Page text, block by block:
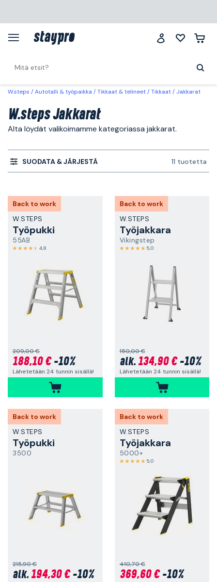
W.steps Autotalli & työpaikka Tikkaat & telineet Tikkaat Jakkarat
W.steps Jakkarat
Alta löydät valikoimamme kategoriassa jakkarat.
SUODATA & JÄRJESTÄ 11 tuotetta
Back to work
W.STEPS
Työpukki
55AB
4,8
209,00 €
188,10 €-10%
Lähetetään 24 tunnin sisällä!
Back to work
W.STEPS
Työjakkara
Vikingstep
5,0
150,00 €
alk. 134,90 €-10%
Lähetetään 24 tunnin sisällä!
Back to work
W.STEPS
Työpukki
3500
215,90 €
alk. 194,30 €-10%
Back to work
W.STEPS
Työjakkara
5000+
5,0
410,70 €
369,60 €-10%